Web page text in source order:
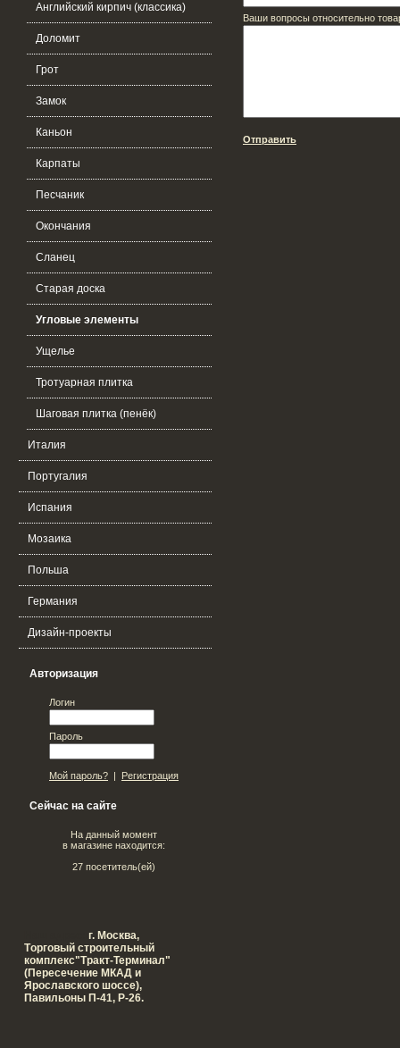
Английский кирпич (классика)
Доломит
Грот
Замок
Каньон
Карпаты
Песчаник
Окончания
Сланец
Старая доска
Угловые элементы
Ущелье
Тротуарная плитка
Шаговая плитка (пенёк)
Италия
Португалия
Испания
Мозаика
Польша
Германия
Дизайн-проекты
Авторизация
Логин
Пароль
Мой пароль? | Регистрация
Сейчас на сайте
На данный момент
в магазине находится:
27 посетитель(ей)
г. Москва,
Tорговый строительный
комплекс"Тракт-Терминал"
(Пересечение МКАД и
Ярославского шоссе),
Павильоны П-41, Р-26.
Ваши вопросы относительно
Отправить